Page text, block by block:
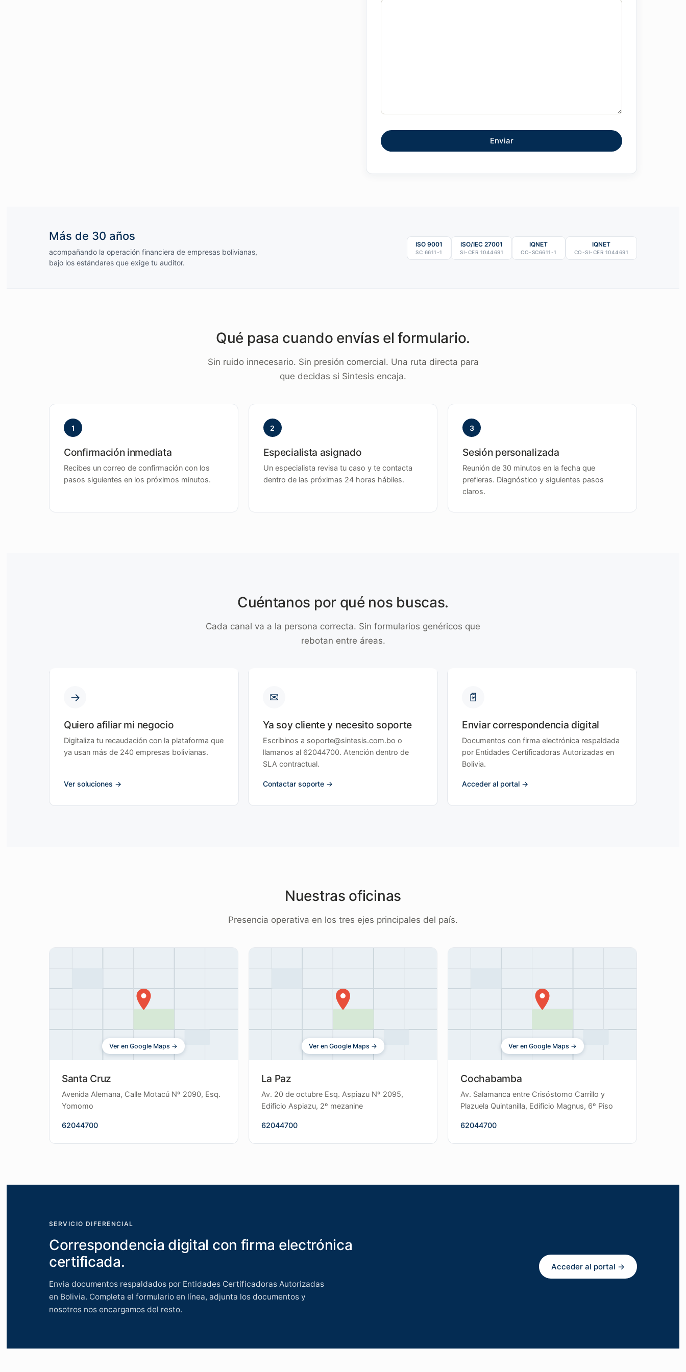
Más de 30 años
acompañando la operación financiera de empresas bolivianas,
bajo los estándares que exige tu auditor.
ISO 9001
SC 6611-1
ISO/IEC 27001
SI-CER 1044691
IQNET
CO-SC6611-1
IQNET
CO-SI-CER 1044691
Qué pasa cuando envías el formulario.
Sin ruido innecesario. Sin presión comercial. Una ruta directa para
que decidas si Sintesis encaja.
1
Confirmación inmediata
Recibes un correo de confirmación con los
pasos siguientes en los próximos minutos.
2
Especialista asignado
Un especialista revisa tu caso y te contacta
dentro de las próximas 24 horas hábiles.
3
Sesión personalizada
Reunión de 30 minutos en la fecha que
prefieras. Diagnóstico y siguientes pasos
claros.
Cuéntanos por qué nos buscas.
Cada canal va a la persona correcta. Sin formularios genéricos que
rebotan entre áreas.
→
Quiero afiliar mi negocio
Digitaliza tu recaudación con la plataforma que
ya usan más de 240 empresas bolivianas.
Ver soluciones
✉
Ya soy cliente y necesito soporte
Escribinos a soporte@sintesis.com.bo o
llamanos al 62044700. Atención dentro de
SLA contractual.
Contactar soporte
📄
Enviar correspondencia digital
Documentos con firma electrónica respaldada
por Entidades Certificadoras Autorizadas en
Bolivia.
Acceder al portal
Nuestras oficinas
Presencia operativa en los tres ejes principales del país.
Ver en Google Maps →
Santa Cruz
Avenida Alemana, Calle Motacú Nº 2090, Esq.
Yomomo
62044700
Ver en Google Maps →
La Paz
Av. 20 de octubre Esq. Aspiazu Nº 2095,
Edificio Aspiazu, 2º mezanine
62044700
Ver en Google Maps →
Cochabamba
Av. Salamanca entre Crisóstomo Carrillo y
Plazuela Quintanilla, Edificio Magnus, 6º Piso
62044700
SERVICIO DIFERENCIAL
Correspondencia digital con firma electrónica
certificada.
Envia documentos respaldados por Entidades Certificadoras Autorizadas
en Bolivia. Completa el formulario en línea, adjunta los documentos y
nosotros nos encargamos del resto.
Acceder al portal →